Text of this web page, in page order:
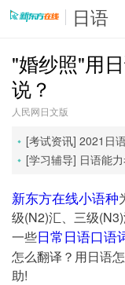
日语
"婚纱照"用
说？
人民网日文版
[考试资讯] 2021日
[学习辅导] 日语能
新东方在线小语种
级(N2)汇、三级
一些日常日语口语
怎么翻译？用日语
助!